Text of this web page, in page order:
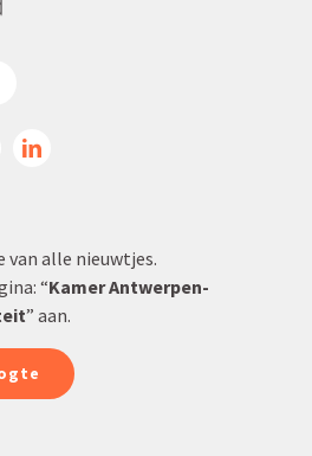
alle nieuwtjes.
“Kamer Antwerpen-
” aan.